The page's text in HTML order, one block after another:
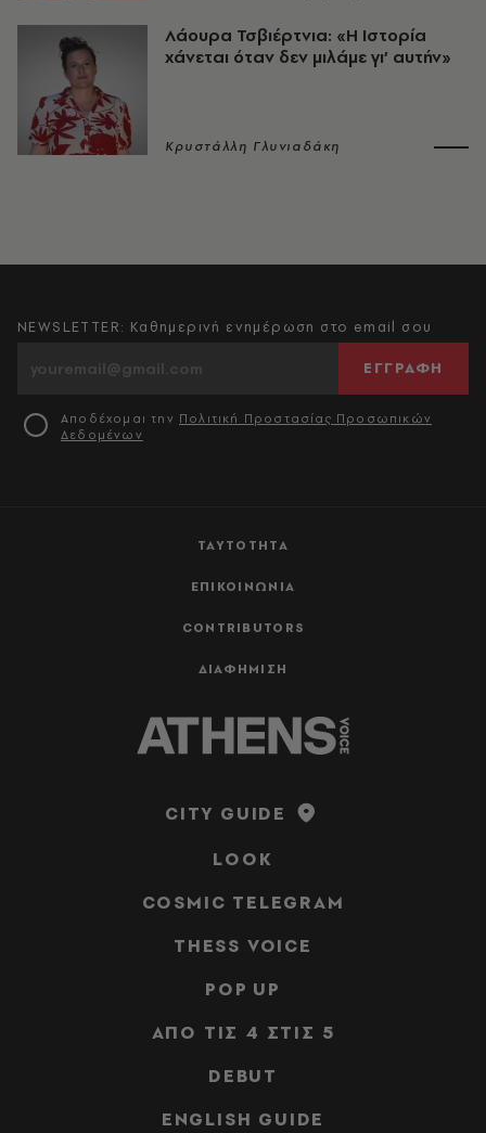
Λάουρα Τσβιέρτνια: «Η Ιστορία
χάνεται όταν δεν μιλάμε γι’ αυτήν»
Κρυστάλλη Γλυνιαδάκη
ΤΑΥΤΟΤΗΤΑ
ΕΠΙΚΟΙΝΩΝΙΑ
CONTRIBUTORS
ΔΙΑΦΗΜΙΣΗ
NEWSLETTER: Καθημερινή ενημέρωση στο email σου
ΕΓΓΡΑΦΗ
Αποδέχομαι την Πολιτική Προστασίας Προσωπικών
Δεδομένων
CITY GUIDE
LOOK
COSMIC TELEGRAM
THESS VOICE
POP UP
ΑΠΟ ΤΙΣ 4 ΣΤΙΣ 5
DEBUT
ENGLISH GUIDE